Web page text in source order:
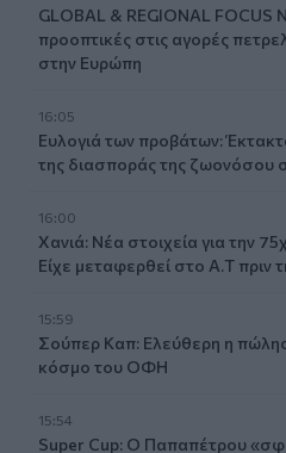
GLOBAL & REGIONAL FOCUS
προοπτικές στις αγορές
στην Ευρώπη
16:05
Ευλογιά των προβάτων:
της διασποράς της ζωονόσου
16:00
Χανιά: Νέα στοιχεία για την
Είχε μεταφερθεί στο Α.Τ πριν
15:59
Σούπερ Καπ: Ελεύθερη η
κόσμο του ΟΦΗ
15:54
Super Cup: Ο Παπαπέτρου